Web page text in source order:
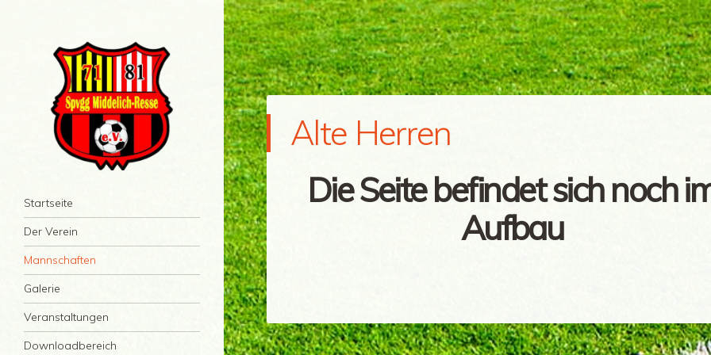
Spvgg Middelich-Resse
71/81 e.V
Menü
Zum Inhalt springen
Startseite
Der Verein
Mannschaften
Galerie
Veranstaltungen
Downloadbereich
Alte Herren
Die Seite befindet sich noch
Aufbau